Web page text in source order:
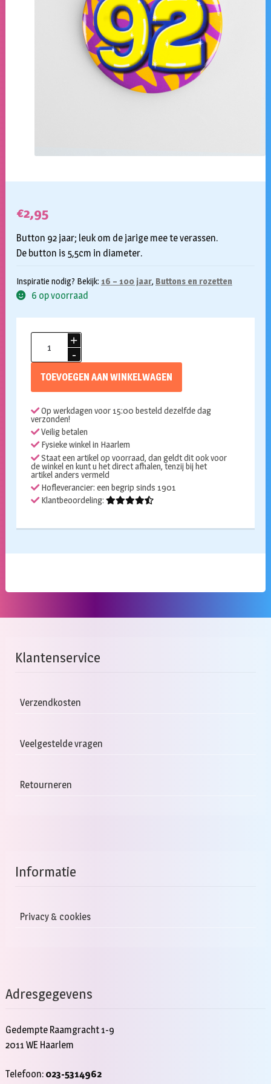
€2,95
Button 92 jaar; leuk om de jarige mee te verassen.
De button is 5,5cm in diameter.
Inspiratie nodig? Bekijk: 16 – 100 jaar, Buttons en rozetten
6 op voorraad
TOEVOEGEN AAN WINKELWAGEN
Op werkdagen voor 15:00 besteld dezelfde dag
verzonden!
Veilig betalen
Fysieke winkel in Haarlem
Staat een artikel op voorraad, dan geldt dit ook voor
de winkel en kunt u het direct afhalen, tenzij bij het
artikel anders vermeld
Hofleverancier: een begrip sinds 1901
Klantbeoordeling:
Klantenservice
Verzendkosten
Veelgestelde vragen
Retourneren
Informatie
Privacy & cookies
Adresgegevens
Gedempte Raamgracht 1-9
2011 WE Haarlem
Telefoon: 023-5314962